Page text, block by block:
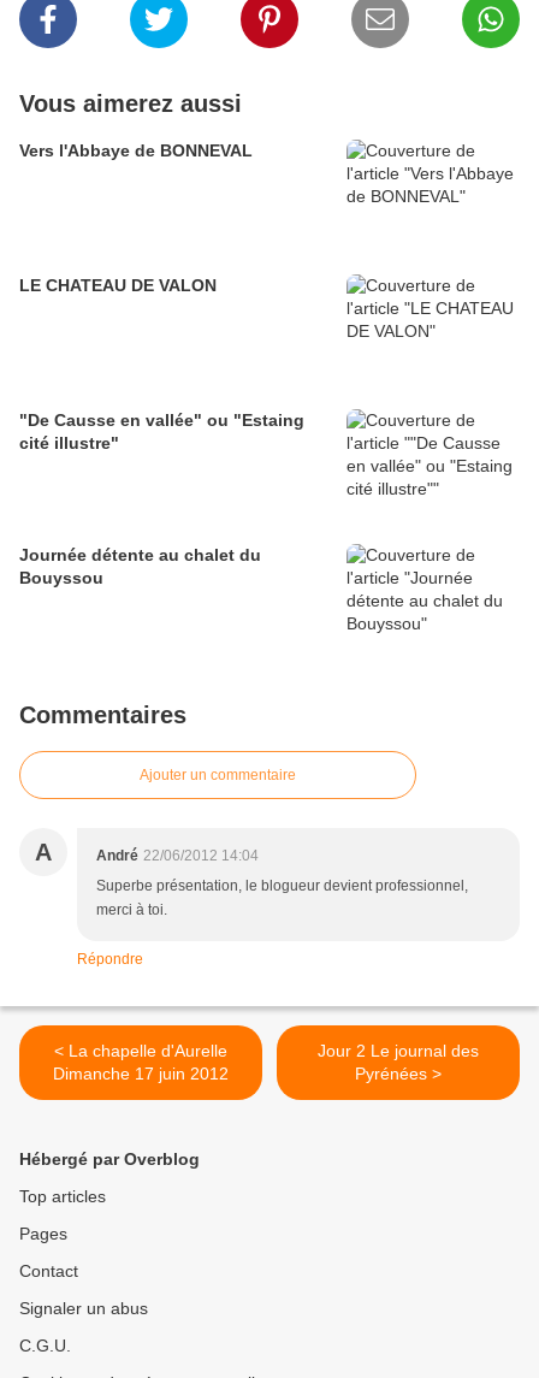
Vous aimerez aussi
Vers l'Abbaye de BONNEVAL
LE CHATEAU DE VALON
"De Causse en vallée" ou "Estaing
cité illustre"
Journée détente au chalet du
Bouyssou
Commentaires
Ajouter un commentaire
A André 22/06/2012 14:04
Superbe présentation, le blogueur devient professionnel,
merci à toi.
Répondre
< La chapelle d'Aurelle
Dimanche 17 juin 2012
Jour 2 Le journal des
Pyrénées >
Hébergé par Overblog
Top articles
Pages
Contact
Signaler un abus
C.G.U.